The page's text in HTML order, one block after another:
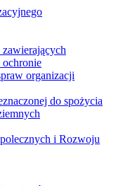
organizacji
do spożycia
i Rozwoju